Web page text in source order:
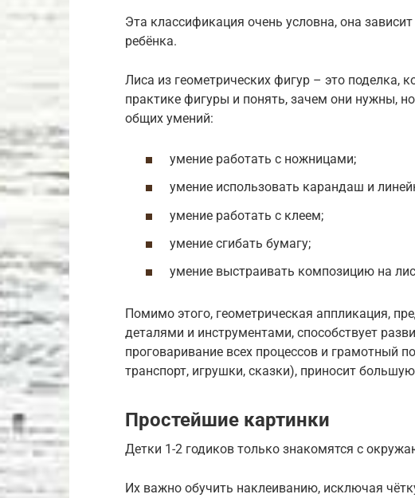
Эта классификация очень условна, она
ребёнка.
Лиса из геометрических фигур – это поделка,
практике фигуры и понять, зачем они нужны,
общих умений:
умение работать с ножницами;
умение использовать карандаш и
умение работать с клеем;
умение сгибать бумагу;
умение выстраивать композицию на
Помимо этого, геометрическая аппликация,
деталями и инструментами, способствует
проговаривание всех процессов и грамотный
транспорт, игрушки, сказки), приносит
Простейшие картинки
Детки 1-2 годиков только знакомятся с
Их важно обучить наклеиванию, исключая